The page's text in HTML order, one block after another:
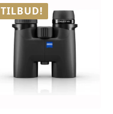
TILBUD!